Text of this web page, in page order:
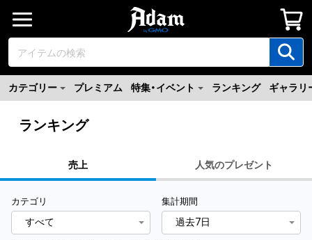
カテゴリー プレミアム 特集・イベント ランキング ギャラリ
ランキング
売上 人気のプレゼント
カテゴリ 集計期間